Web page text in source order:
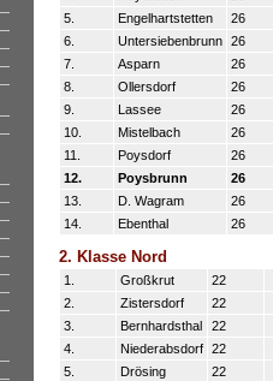
5.
Engelhartstetten
26
6.
Untersiebenbrunn 26
7.
Asparn
26
8.
Ollersdorf
26
9.
Lassee
26
10.
Mistelbach
26
11.
Poysdorf
26
12.
Poysbrunn
26
13.
D. Wagram
26
14.
Ebenthal 26
2. Klasse Nord
1. Großkrut
22
2.
Zistersdorf
22
3.
Bernhardsthal
22
4.
Niederabsdorf 22
5.
Drösing
22